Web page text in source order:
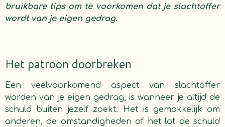
bruikbare tips om te voorkomen dat je slachtoffer
wordt van je eigen gedrag.
Het patroon doorbreken
Een veelvoorkomend aspect van slachtoffer
worden van je eigen gedrag, is wanneer je altijd de
schuld buiten jezelf zoekt. Het is gemakkelijk om
anderen, de omstandigheden of het lot de schuld